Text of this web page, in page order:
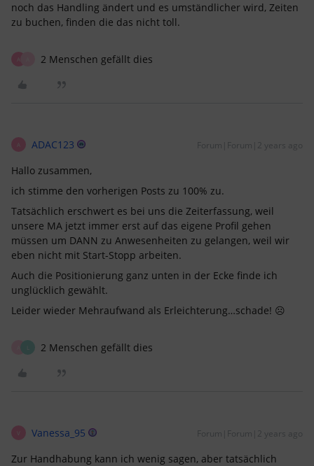
noch das Handling ändert und es umständlicher wird, Zeiten
zu buchen, finden die das nicht toll.
A 2 Menschen gefällt dies
A ADAC123 Forum|Forum|2 years ago
Hallo zusammen,
ich stimme den vorherigen Posts zu 100% zu.
Tatsächlich erschwert es bei uns die Zeiterfassung, weil
unsere MA jetzt immer erst auf das eigene Profil gehen
müssen um DANN zu Anwesenheiten zu gelangen, weil wir
eben nicht mit Start-Stopp arbeiten.
Auch die Positionierung ganz unten in der Ecke finde ich
unglücklich gewählt.
Leider wieder Mehraufwand als Erleichterung…schade! ☹
2 Menschen gefällt dies
Vanessa_95 Forum|Forum|2 years ago
Zur Handhabung kann ich wenig sagen, aber tatsächlich